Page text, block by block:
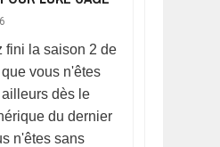
fini la saison 2 de
vous n'êtes
dès le
du dernier
n'êtes sans